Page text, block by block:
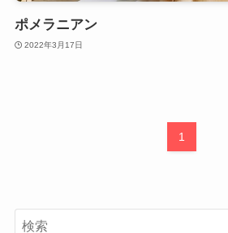
ポメラニアン
2022年3月17日
1